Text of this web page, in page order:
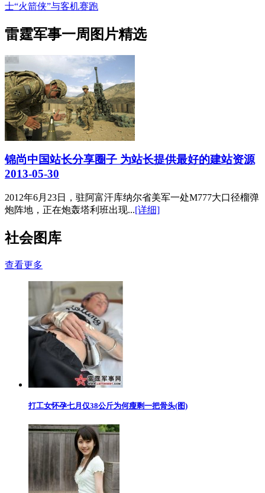
士“火箭侠”与客机赛跑
雷霆军事一周图片精选
锦尚中国站长分享圈子 为站长提供最好的建站资源
2013-05-30
2012年6月23日，驻阿富汗库纳尔省美军一处M777大口径榴弹
炮阵地，正在炮轰塔利班出现...[详细]
社会图库
查看更多
打工女怀孕七月仅38公斤为何瘦剩一把骨头(图)